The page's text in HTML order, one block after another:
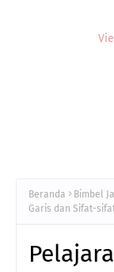
Beranda Bimbel
Garis dan Sifat-